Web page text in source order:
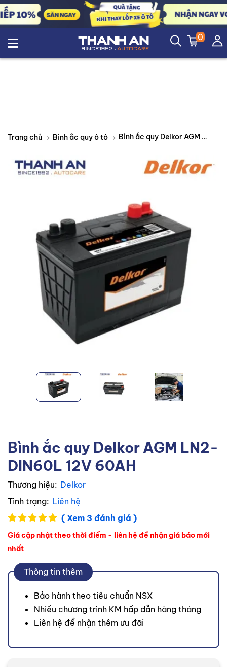
0
Trang chủ Bình ắc quy ô tô Bình ắc quy Delkor AGM LN2-DIN60L 12V 60AH
Bình ắc quy Delkor AGM LN2-
DIN60L 12V 60AH
Thương hiệu: Delkor
Tình trạng: Liên hệ
( Xem 3 đánh giá )
Giá cập nhật theo thời điểm - liên hệ để nhận giá báo mới
nhất
Thông tin thêm
Bảo hành theo tiêu chuẩn NSX
Nhiều chương trình KM hấp dẫn hàng tháng
Liên hệ để nhận thêm ưu đãi